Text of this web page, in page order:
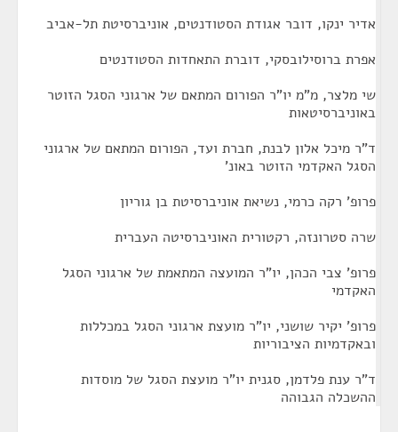
אדיר ינקו, דובר אגודת הסטודנטים, אוניברסיטת תל-אביב
אפרת ברוסילובסקי, דוברת התאחדות הסטודנטים
שי מלצר, מ"מ יו"ר הפורום המתאם של ארגוני הסגל הזוטר
באוניברסיטאות
ד"ר מיכל אלון לבנת, חברת ועד, הפורום המתאם של ארגוני
הסגל האקדמי הזוטר באונ'
פרופ' רקה כרמי, נשיאת אוניברסיטת בן גוריון
שרה סטרונזה, רקטורית האוניברסיטה העברית
פרופ' צבי הכהן, יו"ר המועצה המתאמת של ארגוני הסגל
האקדמי
פרופ' יקיר שושני, יו"ר מועצת ארגוני הסגל במכללות
ובאקדמיות הציבוריות
ד"ר ענת פלדמן, סגנית יו"ר מועצת הסגל של מוסדות
ההשכלה הגבוהה